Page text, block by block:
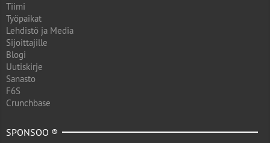
Tiimi
Työpaikat
Lehdistö ja Media
Sijoittajille
Blogi
Uutiskirje
Sanasto
F6S
Crunchbase
SPONSOO ®